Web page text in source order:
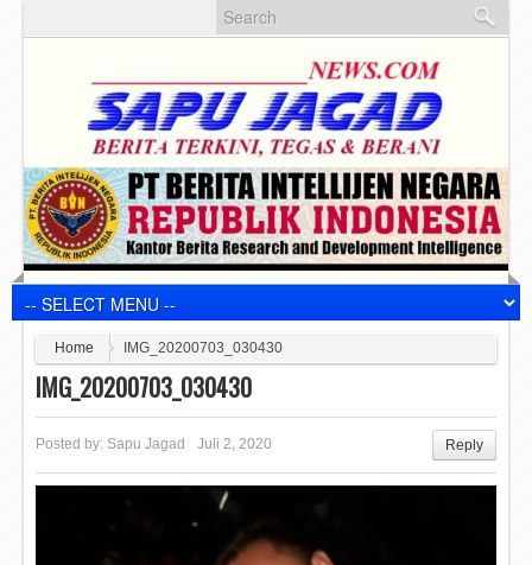
Home IMG_20200703_030430
IMG_20200703_030430
Posted by: Sapu Jagad Juli 2, 2020 Reply